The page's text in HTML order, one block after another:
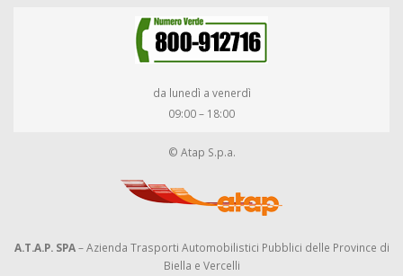
da lunedì a venerdì
09:00 – 18:00
© Atap S.p.a.
A.T.A.P. SPA– Azienda Trasporti Automobilistici Pubblici delle Province di
Biella e Vercelli